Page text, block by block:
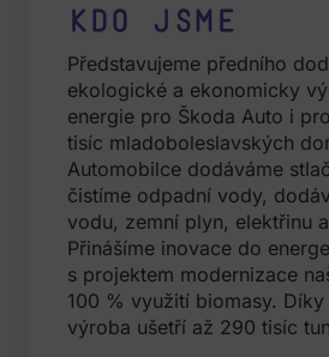
Kdo jsme
Představujeme předního
ekologické a ekonomicky
energie pro Škoda Auto i pro
tisíc mladoboleslavských
Automobilce dodáváme
čistíme odpadní vody,
vodu, zemní plyn, elektřinu a
Přinášíme inovace do
s projektem modernizace
100 % využití biomasy. Díky
výroba ušetří až 290 tisíc